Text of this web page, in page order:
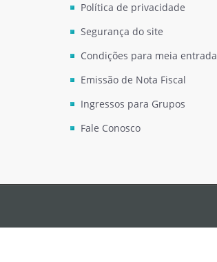
Política de privacidade
Segurança do site
Condições para meia entrada
Emissão de Nota Fiscal
Ingressos para Grupos
Fale Conosco